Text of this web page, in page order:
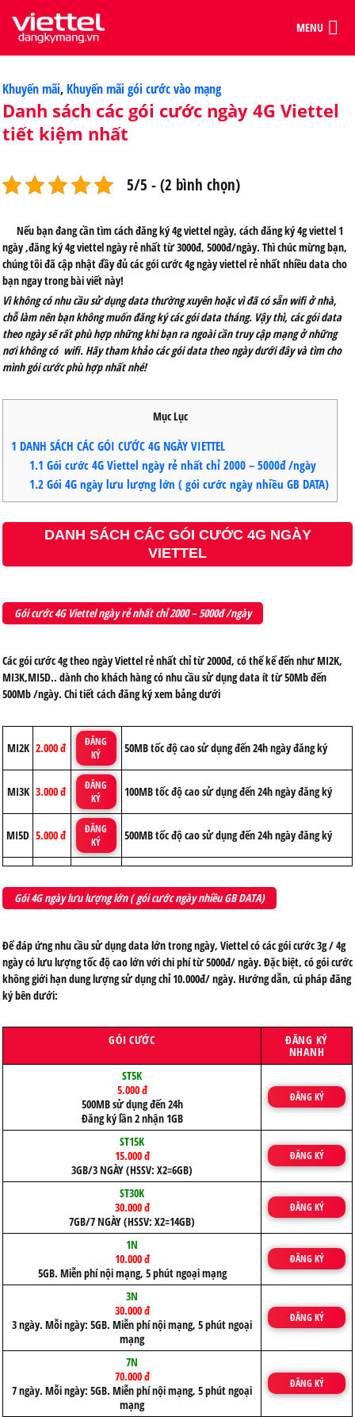
MENU
Categories
Khuyến mãi, Khuyến mãi gói cước vào mạng
Danh sách các gói cước ngày 4G Viettel
tiết kiệm nhất
5/5 - (2 bình chọn)
Nếu bạn đang cần tìm cách đăng ký 4g viettel ngày, cách đăng ký 4g viettel 1
ngày ,đăng ký 4g viettel ngày rẻ nhất từ 3000đ, 5000đ/ngày. Thì chúc mừng bạn,
chúng tôi đã cập nhật đầy đủ các gói cước 4g ngày viettel rẻ nhất nhiều data cho
bạn ngay trong bài viết này!
Vì không có nhu cầu sử dụng data thường xuyên hoặc vì đã có sẵn wifi ở nhà,
chỗ làm nên bạn không muốn đăng ký các gói data tháng. Vậy thì, các gói data
theo ngày sẽ rất phù hợp những khi bạn ra ngoài cần truy cập mạng ở những
nơi không có wifi. Hãy tham khảo các gói data theo ngày dưới đây và tìm cho
mình gói cước phù hợp nhất nhé!
Mục Lục
1 DANH SÁCH CÁC GÓI CƯỚC 4G NGÀY VIETTEL
1.1 Gói cước 4G Viettel ngày rẻ nhất chỉ 2000 – 5000đ /ngày
1.2Gói 4G ngày lưu lượng lớn ( gói cước ngày nhiều GB DATA)
DANH SÁCH CÁC GÓI CƯỚC 4G NGÀY
VIETTEL
Gói cước 4G Viettel ngày rẻ nhất chỉ 2000 – 5000đ /ngày
Các gói cước 4g theo ngày Viettel rẻ nhất chỉ từ 2000đ, có thể kể đến như MI2K,
MI3K,MI5D.. dành cho khách hàng có nhu cầu sử dụng data ít từ 50Mb đến
500Mb /ngày. Chi tiết cách đăng ký xem bảng dưới
MI2K 2.000 đ
ĐĂNG
KÝ
50MB tốc độ cao sử dụng đến 24h ngày đăng ký
MI3K 3.000 đ
ĐĂNG
KÝ
100MB tốc độ cao sử dụng đến 24h ngày đăng ký
MI5D 5.000 đ
ĐĂNG
KÝ
500MB tốc độ cao sử dụng đến 24h ngày đăng ký
Gói 4G ngày lưu lượng lớn ( gói cước ngày nhiều GB DATA)
Để đáp ứng nhu cầu sử dụng data lớn trong ngày, Viettel có các gói cước 3g / 4g
ngày có lưu lượng tốc độ cao lớn với chi phí từ 5000đ/ ngày. Đặc biệt, có gói cước
không giới hạn dung lượng sử dụng chỉ 10.000đ/ ngày. Hướng dẫn, cú pháp đăng
ký bên dưới:
GÓI CƯỚC ĐĂNG KÝ
NHANH
ST5K
5.000 đ
500MB sử dụng đến 24h
Đăng ký lần 2 nhận 1GB
ĐĂNG KÝ
ST15K
15.000 đ
3GB/3 NGÀY (HSSV: X2=6GB)
ĐĂNG KÝ
ST30K
30.000 đ
7GB/7 NGÀY (HSSV: X2=14GB)
ĐĂNG KÝ
1N
10.000 đ
5GB. Miễn phí nội mạng, 5 phút ngoại mạng
ĐĂNG KÝ
3N
30.000 đ
3 ngày. Mỗi ngày: 5GB. Miễn phí nội mạng, 5 phút ngoại
mạng
ĐĂNG KÝ
7N
70.000 đ
7 ngày. Mỗi ngày: 5GB. Miễn phí nội mạng, 5 phút ngoại
mạng
ĐĂNG KÝ